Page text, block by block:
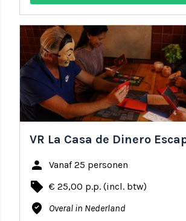
VR La Casa de Dinero
person Vanaf 25 personen
local_offer € 25,00 p.p. (incl. btw)
where_to_vote Overal in Nederland